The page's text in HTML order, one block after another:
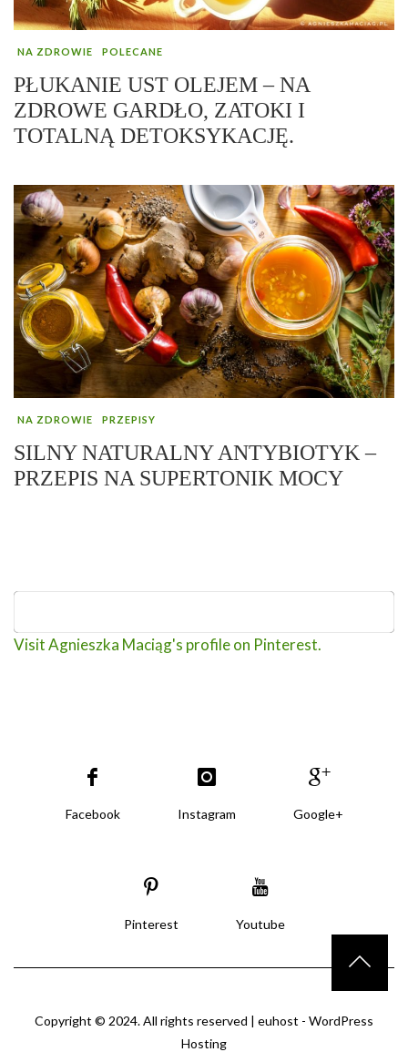
NA ZDROWIE POLECANE
PŁUKANIE UST OLEJEM – NA
ZDROWE GARDŁO, ZATOKI I
TOTALNĄ DETOKSYKACJĘ.
NA ZDROWIE PRZEPISY
SILNY NATURALNY ANTYBIOTYK –
PRZEPIS NA SUPERTONIK MOCY
Visit Agnieszka Maciąg's profile on Pinterest.
Facebook Instagram Google+
Pinterest Youtube
Copyright © 2024. All rights reserved | euhost - WordPress
Hosting